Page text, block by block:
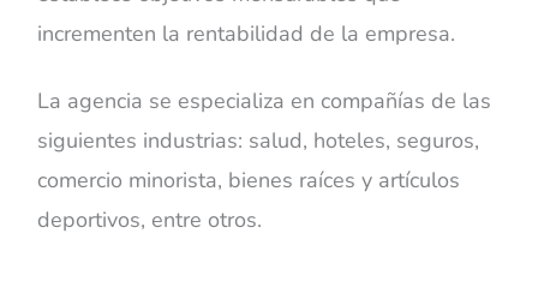
incrementen la rentabilidad de la empresa.
La agencia se especializa en compañías de las
siguientes industrias: salud, hoteles, seguros,
comercio minorista, bienes raíces y artículos
deportivos, entre otros.